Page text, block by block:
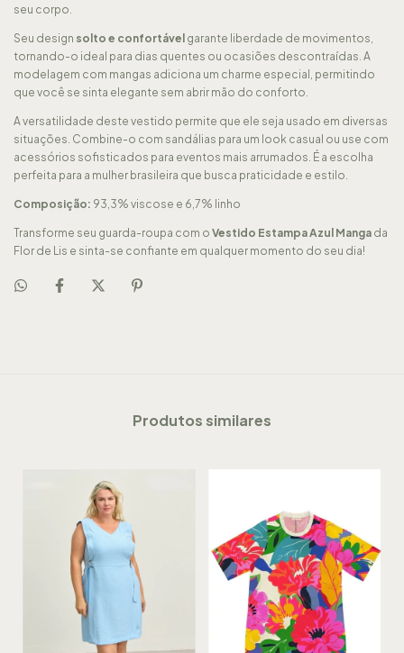
seu corpo.
Seu design solto e confortável garante liberdade de movimentos,
tornando-o ideal para dias quentes ou ocasiões descontraídas. A
modelagem com mangas adiciona um charme especial, permitindo
que você se sinta elegante sem abrir mão do conforto.
A versatilidade deste vestido permite que ele seja usado em diversas
situações. Combine-o com sandálias para um look casual ou use com
acessórios sofisticados para eventos mais arrumados. É a escolha
perfeita para a mulher brasileira que busca praticidade e estilo.
Composição: 93,3% viscose e 6,7% linho
Transforme seu guarda-roupa com o Vestido Estampa Azul Manga da
Flor de Lis e sinta-se confiante em qualquer momento do seu dia!
Produtos similares